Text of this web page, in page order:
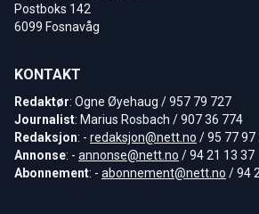
Postboks 142
6099 Fosnavåg
KONTAKT
Redaktør: Ogne Øyehaug / 957 79 727
Journalist: Marius Rosbach / 907 36 774
Redaksjon: - redaksjon@nett.no / 95 77 97
Annonse: - annonse@nett.no / 94 21 13 37
Abonnement: - abonnement@nett.no / 94